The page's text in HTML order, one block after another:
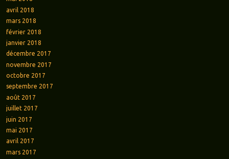
avril 2018
mars 2018
février 2018
janvier 2018
décembre 2017
novembre 2017
octobre 2017
septembre 2017
août 2017
juillet 2017
juin 2017
mai 2017
avril 2017
mars 2017